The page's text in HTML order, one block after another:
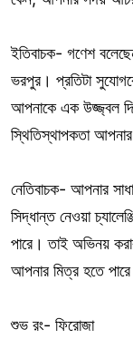
ইতিবাচক- গণেশ
ভরপুর। প্রতিটা
আপনাকে এক উজ্জ্বল
স্থিতিস্থাপকতা
নেতিবাচক- আপনার
সিদ্ধান্ত নেওয়া
পারে। তাই অভিনয়
আপনার মিত্র হতে
শুভ রং- ফিরোজা